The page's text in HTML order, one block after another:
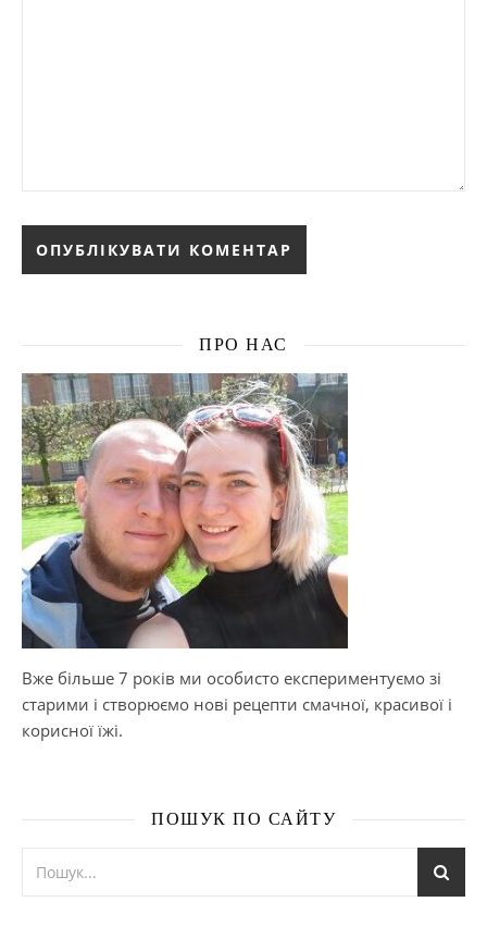
ПРО НАС
Вже більше 7 років ми особисто експериментуємо зі
старими і створюємо нові рецепти смачної, красивої і
корисної їжі.
ПОШУК ПО САЙТУ